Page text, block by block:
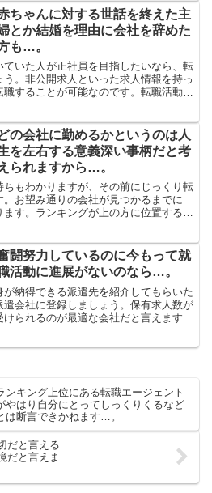
ちゃんに対する世話を終えた主
とか結婚を理由に会社を辞めた
も…。
いた人が正社員を目指したいなら、転
。非公開求人といった求人情報を持っ
することが可能なのです。転職活動を
の会社に勤めるかというのは人
を左右する意義深い事柄だと考
られますから…。
もわかりますが、その前にじっくり転
お望み通りの会社が見つかるまでに
す。ランキングが上の方に位置する転
闘努力しているのに今もって就
活動に進展がないのなら…。
納得できる派遣先を紹介してもらいた
会社に登録しましょう。保有求人数が
られるのが最適な会社だと言えます。
ンキング上位にある転職エージェント
やはり自分にとってしっくりくるなど
は断言できかねます…。
だと言える
だと言えま